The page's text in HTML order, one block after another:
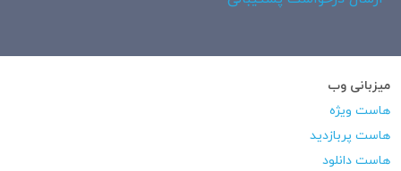
میزبانی وب
هاست ویژه
هاست پربازدید
هاست دانلود